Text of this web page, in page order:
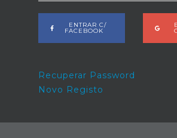
ENTRAR C/
FACEBOOK
Recuperar Password
Novo Registo